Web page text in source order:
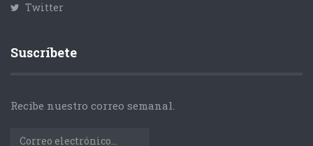
Twitter
Suscríbete
Recibe nuestro correo semanal.